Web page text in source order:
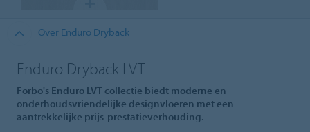
Over Enduro Dryback
Enduro Dryback LVT
Forbo's Enduro LVT collectie biedt moderne en
onderhoudsvriendelijke designvloeren met een
aantrekkelijke prijs-prestatieverhouding.